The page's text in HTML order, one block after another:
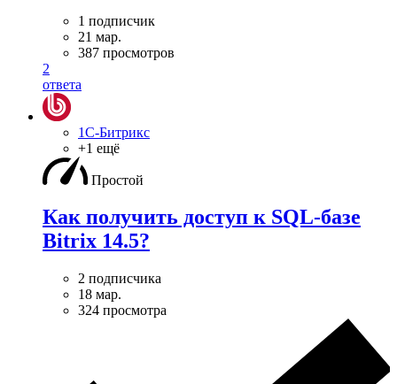
1 подписчик
21 мар.
387 просмотров
2
ответа
1С-Битрикс
+1 ещё
Простой
Как получить доступ к SQL-базе
Bitrix 14.5?
2 подписчика
18 мар.
324 просмотра